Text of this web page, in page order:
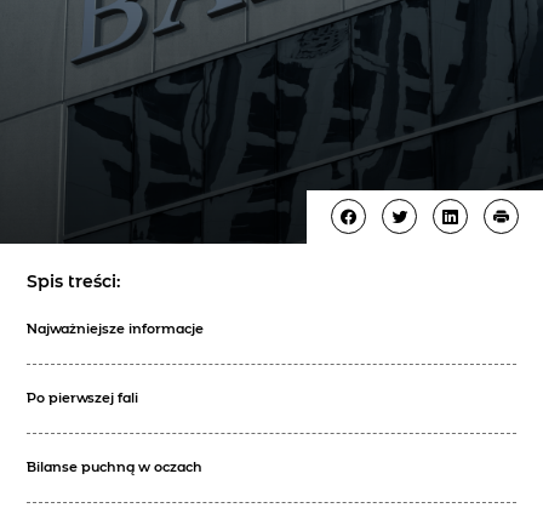
Spis treści:
Najważniejsze informacje
Po pierwszej fali
Bilanse puchną w oczach